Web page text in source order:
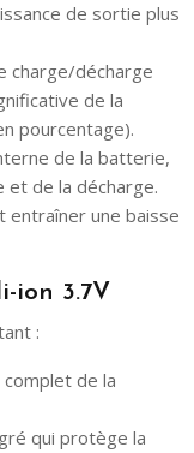
de sortie plus
charge/décharge
de la
pourcentage).
de la batterie,
et de la décharge.
entraîner une baisse
ion 3.7V
:
de la
qui protège la